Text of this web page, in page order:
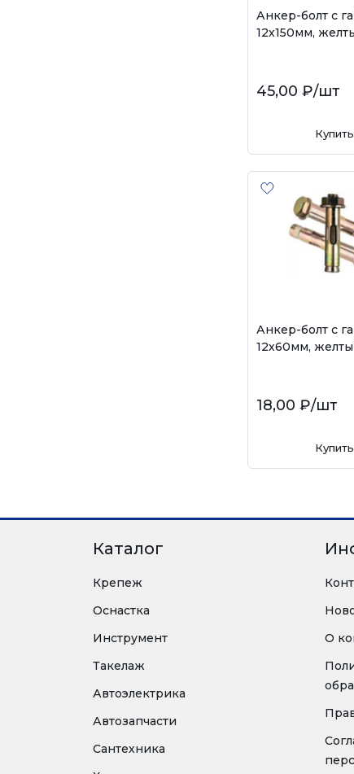
Анкер-болт с
12х150мм,
45,00 ₽/шт
Купить
Анкер-болт с
12х60мм,
18,00 ₽/шт
Купить
Каталог
Крепеж
Оснастка
Инструмент
Такелаж
Автоэлектрика
Автозапчасти
Сантехника
О